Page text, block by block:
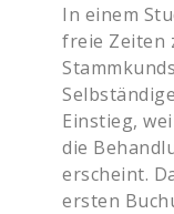
In einem
freie Zeiten
Einstieg,
die
erscheint.
ersten